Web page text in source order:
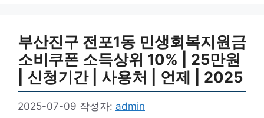
부산진구 전포1동 민생회복지원금
소비쿠폰 소득상위 10% | 25만원
| 신청기간 | 사용처 | 언제 | 2025
2025-07-09 작성자: admin